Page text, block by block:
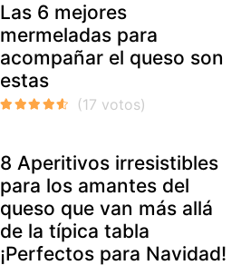
Las 6 mejores
mermeladas para
acompañar el queso son
estas
8 Aperitivos irresistibles
para los amantes del
queso que van más allá
de la típica tabla
¡Perfectos para Navidad!